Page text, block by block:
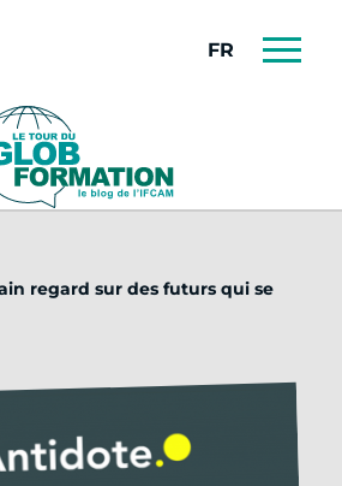
FRANÇAIS
regard sur des futurs qui se